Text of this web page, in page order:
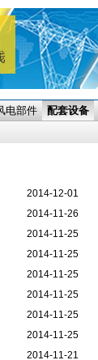
电部件 配套设备
2014-12-01
2014-11-26
2014-11-25
2014-11-25
2014-11-25
2014-11-25
2014-11-25
2014-11-25
2014-11-21